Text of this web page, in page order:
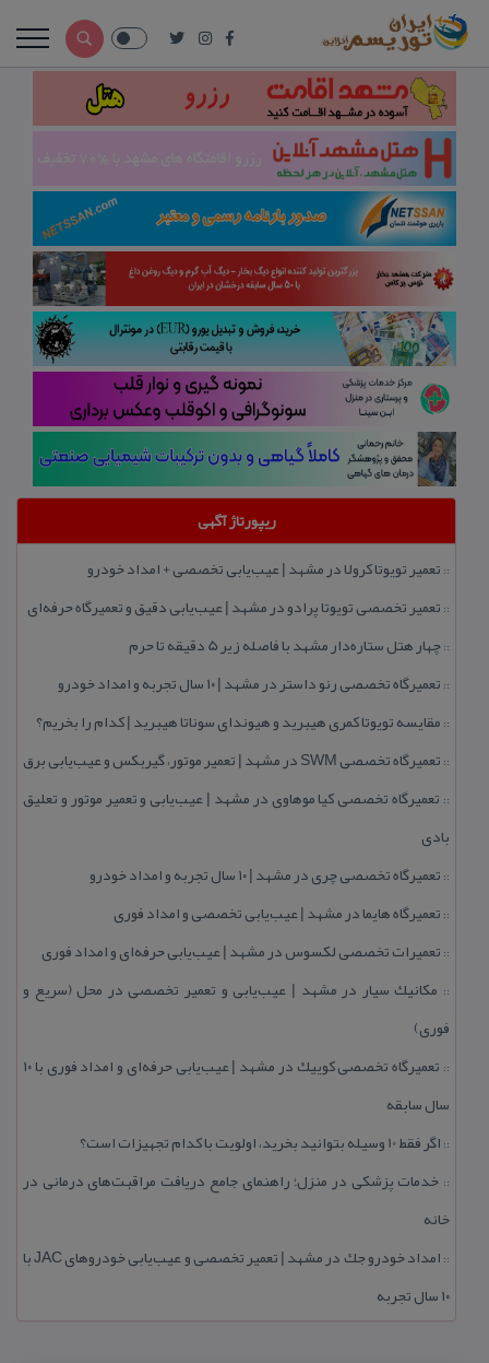
ریپورتاژ آگهی
:: تعمیر تویوتا كرولا در مشهد | عیب‌یابی تخصصی + امداد خودرو
:: تعمیر تخصصی تویوتا پرادو در مشهد | عیب‌یابی دقیق و تعمیرگاه حرفه‌ای
::چهار هتل‌ ستاره‌دار مشهد با فاصله زیر 5 دقیقه تا حرم
:: تعمیرگاه تخصصی رنو داستر در مشهد | ۱۰ سال تجربه و امداد خودرو
:: مقایسه تویوتا كمری هیبرید و هیوندای سوناتا هیبرید | كدام را بخریم؟
:: تعمیرگاه تخصصی SWM در مشهد | تعمیر موتور، گیربكس و عیب‌یابی برق
:: تعمیرگاه تخصصی كیا موهاوی در مشهد | عیب‌یابی و تعمیر موتور و تعلیق
بادی
:: تعمیرگاه تخصصی چری در مشهد | ۱۰ سال تجربه و امداد خودرو
:: تعمیرگاه هایما در مشهد | عیب‌یابی تخصصی و امداد فوری
:: تعمیرات تخصصی لكسوس در مشهد | عیب‌یابی حرفه‌ای و امداد فوری
:: مكانیك سیار در مشهد | عیب‌یابی و تعمیر تخصصی در محل (سریع و
فوری)
::
تعمیرگاه تخصصی كوییك در مشهد | عیب‌یابی حرفه‌ای و امداد فوری با ۱۰
سال سابقه
:: اگر فقط 10 وسیله بتوانید بخرید، اولویت با كدام تجهیزات است؟
:: خدمات پزشكی در منزل؛ راهنمای جامع دریافت مراقبت‌های درمانی در
خانه
::
امداد خودرو جك در مشهد | تعمیر تخصصی و عیب‌یابی خودروهای JAC با
۱۰ سال تجربه